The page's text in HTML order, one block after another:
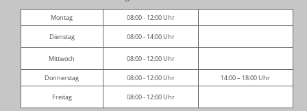
Montag 08:00 - 12:00 Uhr
Dienstag 08:00 - 14:00 Uhr
Mittwoch 08:00 - 12:00 Uhr
Donnerstag 08:00 - 12:00 Uhr 14:00 – 18:00 Uhr
Freitag 08:00 - 12:00 Uhr